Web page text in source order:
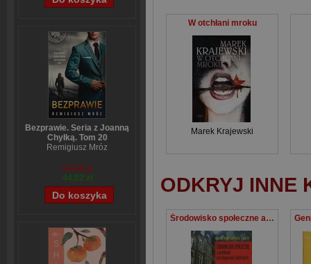
Bezprawie. Seria z Joanną
Chyłką. Tom 20
Remigiusz Mróz
57,60 zł
44,02 zł
W otchłani mroku
Marek Krajewski
ODKRYJ INNE
Środowisko społeczne a problem przestępczości nieletnich Terapia w resocjalizacji część 3, dane statystyczne z lat 1994-2006